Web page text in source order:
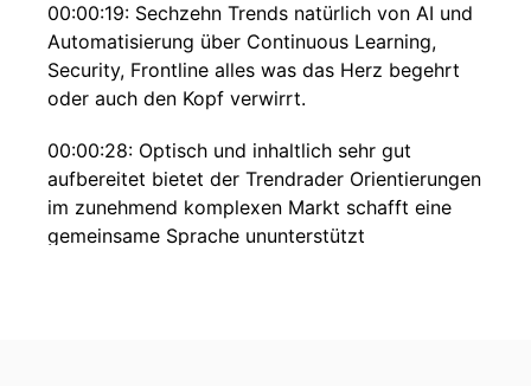
00:00:19: Sechzehn Trends natürlich von AI und
Automatisierung über Continuous Learning,
Security, Frontline alles was das Herz begehrt
oder auch den Kopf verwirrt.
00:00:28: Optisch und inhaltlich sehr gut
aufbereitet bietet der Trendrader Orientierungen
im zunehmend komplexen Markt schafft eine
gemeinsame Sprache ununterstützt